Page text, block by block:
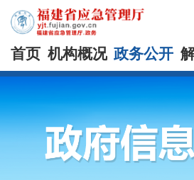
首页 机构概况 政务公开